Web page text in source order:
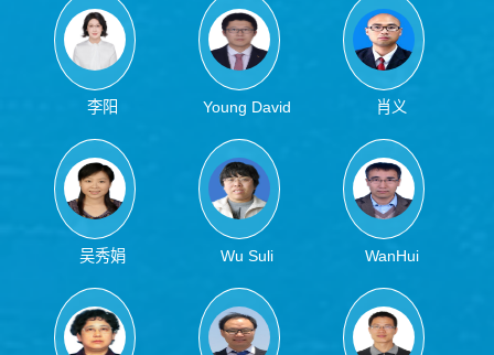
李阳 Young David 肖义
吴秀娟 Wu Suli
WanHui
Wang